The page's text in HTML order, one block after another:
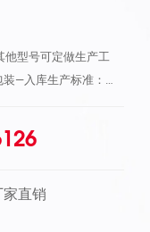
他型号可定做生产工
—入库生产标准：
供参考）：1#（8.0-
,5#(4.0-
(1.40-
家直销